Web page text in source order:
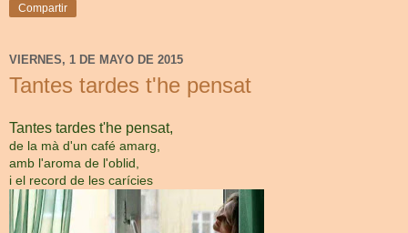
Compartir
VIERNES, 1 DE MAYO DE 2015
Tantes tardes t'he pensat
Tantes tardes t'he pensat,
de la mà d'un café amarg,
amb l'aroma de l'oblid,
i el record de les carícies